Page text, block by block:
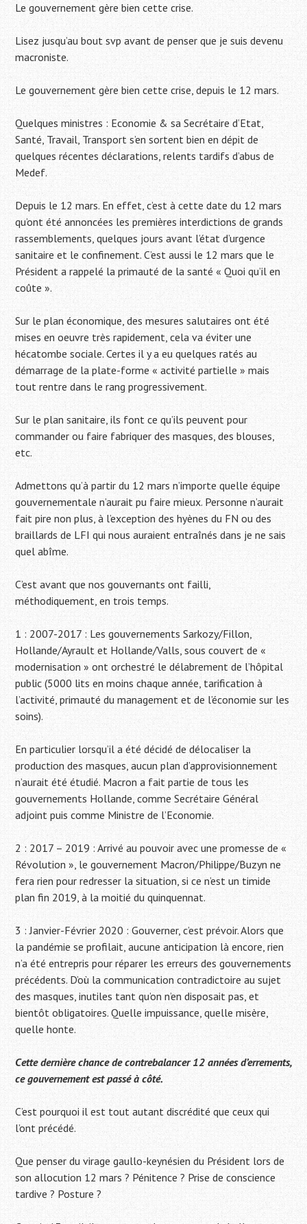
Le gouvernement gère bien cette crise.
Lisez jusqu’au bout svp avant de penser que je suis devenu
macroniste.
Le gouvernement gère bien cette crise, depuis le 12 mars.
Quelques ministres : Economie & sa Secrétaire d’Etat,
Santé, Travail, Transport s’en sortent bien en dépit de
quelques récentes déclarations, relents tardifs d’abus de
Medef.
Depuis le 12 mars. En effet, c’est à cette date du 12 mars
qu’ont été annoncées les premières interdictions de grands
rassemblements, quelques jours avant l’état d’urgence
sanitaire et le confinement. C’est aussi le 12 mars que le
Président a rappelé la primauté de la santé « Quoi qu’il en
coûte ».
Sur le plan économique, des mesures salutaires ont été
mises en oeuvre très rapidement, cela va éviter une
hécatombe sociale. Certes il y a eu quelques ratés au
démarrage de la plate-forme « activité partielle » mais
tout rentre dans le rang progressivement.
Sur le plan sanitaire, ils font ce qu’ils peuvent pour
commander ou faire fabriquer des masques, des blouses,
etc.
Admettons qu’à partir du 12 mars n’importe quelle équipe
gouvernementale n’aurait pu faire mieux. Personne n’aurait
fait pire non plus, à l’exception des hyènes du FN ou des
braillards de LFI qui nous auraient entraînés dans je ne sais
quel abîme.
C’est avant que nos gouvernants ont failli,
méthodiquement, en trois temps.
1 : 2007-2017 : Les gouvernements Sarkozy/Fillon,
Hollande/Ayrault et Hollande/Valls, sous couvert de «
modernisation » ont orchestré le délabrement de l’hôpital
public (5000 lits en moins chaque année, tarification à
l’activité, primauté du management et de l’économie sur les
soins).
En particulier lorsqu’il a été décidé de délocaliser la
production des masques, aucun plan d’approvisionnement
n’aurait été étudié. Macron a fait partie de tous les
gouvernements Hollande, comme Secrétaire Général
adjoint puis comme Ministre de l’Economie.
2 : 2017 – 2019 : Arrivé au pouvoir avec une promesse de «
Révolution », le gouvernement Macron/Philippe/Buzyn ne
fera rien pour redresser la situation, si ce n’est un timide
plan fin 2019, à la moitié du quinquennat.
3 : Janvier-Février 2020 : Gouverner, c’est prévoir. Alors que
la pandémie se profilait, aucune anticipation là encore, rien
n’a été entrepris pour réparer les erreurs des gouvernements
précédents. D’où la communication contradictoire au sujet
des masques, inutiles tant qu’on n’en disposait pas, et
bientôt obligatoires. Quelle impuissance, quelle misère,
quelle honte.
Cette dernière chance de contrebalancer 12 années d’errements,
ce gouvernement est passé à côté.
C’est pourquoi il est tout autant discrédité que ceux qui
l’ont précédé.
Que penser du virage gaullo-keynésien du Président lors de
son allocution 12 mars ? Pénitence ? Prise de conscience
tardive ? Posture ?